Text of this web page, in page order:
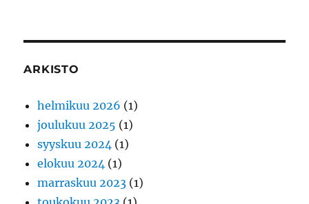
ARKISTO
helmikuu 2026 (1)
joulukuu 2025 (1)
syyskuu 2024 (1)
elokuu 2024 (1)
marraskuu 2023 (1)